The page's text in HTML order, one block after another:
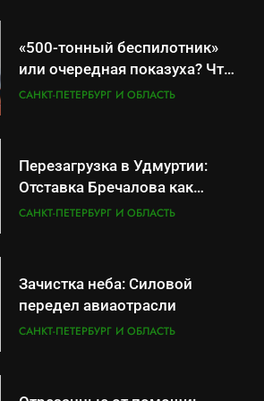
«500-тонный беспилотник»
или очередная показуха? Что
скрывает российский ВМФ
САНКТ-ПЕТЕРБУРГ И ОБЛАСТЬ
Перезагрузка в Удмуртии:
Отставка Бречалова как
результат управленческих
САНКТ-ПЕТЕРБУРГ И ОБЛАСТЬ
Зачистка неба: Силовой
передел авиаотрасли
САНКТ-ПЕТЕРБУРГ И ОБЛАСТЬ